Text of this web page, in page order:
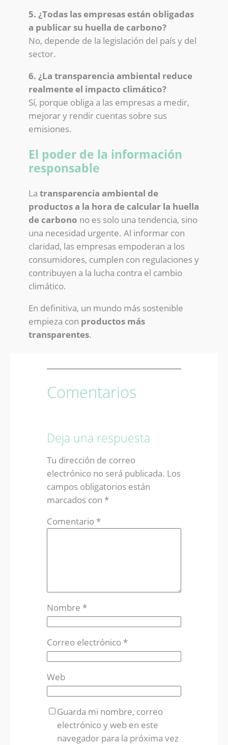
5. ¿Todas las empresas están obligadas
a publicar su huella de carbono?
No, depende de la legislación del país y del
sector.
6. ¿La transparencia ambiental reduce
realmente el impacto climático?
Sí, porque obliga a las empresas a medir,
mejorar y rendir cuentas sobre sus
emisiones.
El poder de la información
responsable
La transparencia ambiental de
productos a la hora de calcular la huella
de carbono no es solo una tendencia, sino
una necesidad urgente. Al informar con
claridad, las empresas empoderan a los
consumidores, cumplen con regulaciones y
contribuyen a la lucha contra el cambio
climático.
En definitiva, un mundo más sostenible
empieza con productos más
transparentes.
Comentarios
Deja una respuesta
Tu dirección de correo
electrónico no será publicada. Los
campos obligatorios están
marcados con *
Comentario*
Nombre *
Correo electrónico*
Web
Guarda mi nombre, correo
electrónico y web en este
navegador para la próxima vez